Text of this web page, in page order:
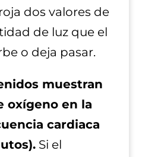
dos valores de
de luz que el
o deja pasar.
muestran
oxígeno en la
cardiaca
Si el